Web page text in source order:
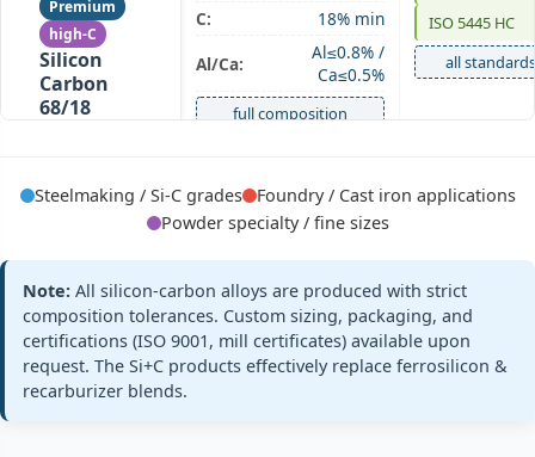
Premium
high‑C
Silicon
Carbon
68/18
C:
18% min
Al/Ca:
Al≤0.8% /
Ca≤0.5%
full composition
ISO 5445 HC
all standards
powder
Silicon
Carbon
Si:
55% min (54‑57%)
C:
20% ±1%
0‑8mm powder
powder spec
S55C20
custom
Steelmaking / Si-C grades
Foundry / Cast iron applications
Powder specialty / fine sizes
Note: All silicon‑carbon alloys are produced with strict
composition tolerances. Custom sizing, packaging, and
certifications (ISO 9001, mill certificates) available upon
request. The Si+C products effectively replace ferrosilicon &
recarburizer blends.